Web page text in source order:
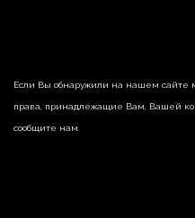
Если Вы обнаружили на нашем сайте
права, принадлежащие Вам, Вашей
сообщите нам.